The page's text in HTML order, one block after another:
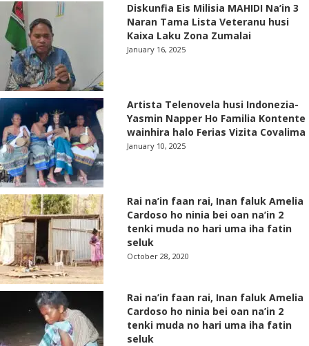
Diskunfia Eis Milisia MAHIDI Na’in 3
Naran Tama Lista Veteranu husi
Kaixa Laku Zona Zumalai
January 16, 2025
Artista Telenovela husi Indonezia-
Yasmin Napper Ho Familia Kontente
wainhira halo Ferias Vizita Covalima
January 10, 2025
Rai na’in faan rai, Inan faluk Amelia
Cardoso ho ninia bei oan na’in 2
tenki muda no hari uma iha fatin
seluk
October 28, 2020
Rai na’in faan rai, Inan faluk Amelia
Cardoso ho ninia bei oan na’in 2
tenki muda no hari uma iha fatin
seluk